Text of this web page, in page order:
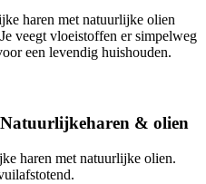
haren met natuurlijke olien
veegt vloeistoffen er simpelweg
een levendig huishouden.
Natuurlijkeharen & olien
haren met natuurlijke olien.